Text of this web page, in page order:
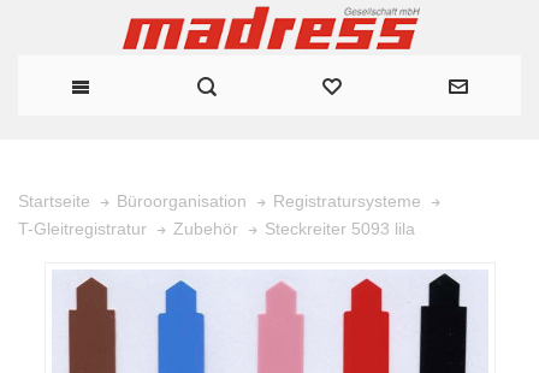
Startseite Büroorganisation
Registratursysteme
T-Gleitregistratur
Zubehör Steckreiter 5093 lila